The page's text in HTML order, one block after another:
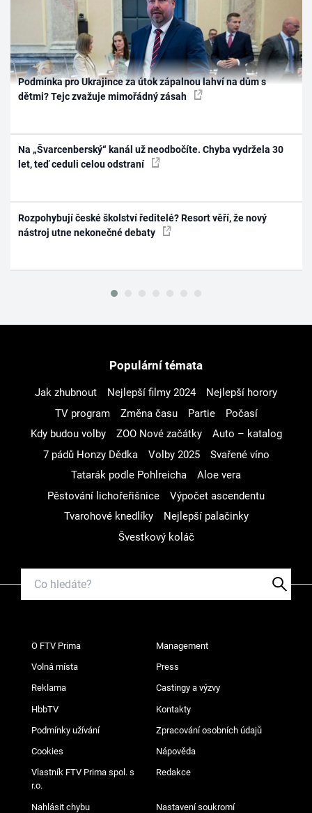
Podmínka pro Ukrajince za útok zápalnou lahví na dům s
dětmi? Tejc zvažuje mimořádný zásah
Na „Švarcenberský“ kanál už neodbočíte. Chyba vydržela 30
let, teď ceduli celou odstraní
Rozpohybují české školství ředitelé? Resort věří, že nový
nástroj utne nekonečné debaty
Populární témata
Jak zhubnout Nejlepší filmy 2024
Nejlepší horory
TV program
Změna času Partie
Počasí
Kdy budou volby
ZOO Nové začátky
Auto – katalog
7 pádů Honzy Dědka
Volby 2025
Svařené víno
Tatarák podle Pohlreicha
Aloe vera
Pěstování lichořeřišnice
Výpočet ascendentu
Tvarohové knedlíky
Nejlepší palačinky
Švestkový koláč
O FTV Prima Management
Volná místa Press
Reklama Castingy a výzvy
HbbTV Kontakty
Podmínky užívání Zpracování osobních údajů
Cookies Nápověda
Vlastník FTV Prima spol. s
r.o.
Redakce
Nahlásit chybu Nastavení soukromí